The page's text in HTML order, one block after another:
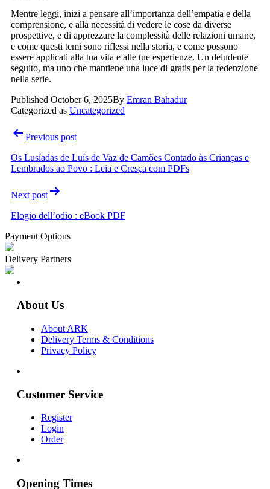
Mentre leggi, inizi a pensare all’importanza dell’empatia e della
comprensione, e alla necessità di vedere le cose da diverse
prospettive, e di apprezzare la complessità delle relazioni umane,
e come questi temi sono riflessi nella storia, e come possono
essere applicati alla tua vita e alle tue esperienze. Un deludente
seguito, ma uno che mantiene una luce di gratis per la redenzione
nella serie.
Published October 6, 2025By Emran Bahadur
Categorized as Uncategorized
Post
navigation
Previous post
Os Lusíadas de Luís de Vaz de Camões Contado às Crianças e
Lembrados ao Povo : Leia e Cresça com PDFs
Next post
Elogio dell’odio : eBook PDF
Payment Options
Delivery Partners
About Us
About ARK
Delivery Terms & Conditions
Privacy Policy
Customer Service
Register
Login
Order
Opening Times